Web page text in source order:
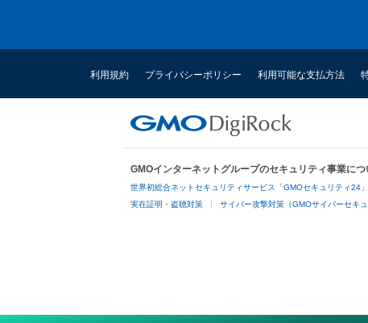
利用規約 プライバシーポリシー 利用可能な支払方法
GMOインターネットグループのセキュリティ事業につ
世界初総合ネットセキュリティサービス「GMOセキュリティ24」
実在証明・盗聴対策 サイバー攻撃対策（GMOサイバーセキ